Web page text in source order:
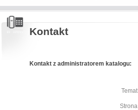
Kontakt
Kontakt z administratorem katalogu:
Temat
Strona